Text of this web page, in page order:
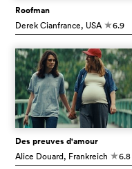
Roofman
Derek Cianfrance, USA c6.9
Des preuves d'amour
Alice Douard, Frankreich c6.8